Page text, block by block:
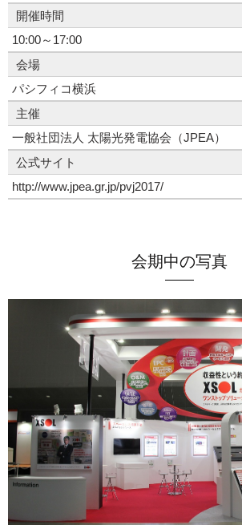
開催時間
10:00～17:00
会場
パシフィコ横浜
主催
一般社団法人 太陽光発電協会（JPEA）
公式サイト
http://www.jpea.gr.jp/pvj2017/
会期中の写真